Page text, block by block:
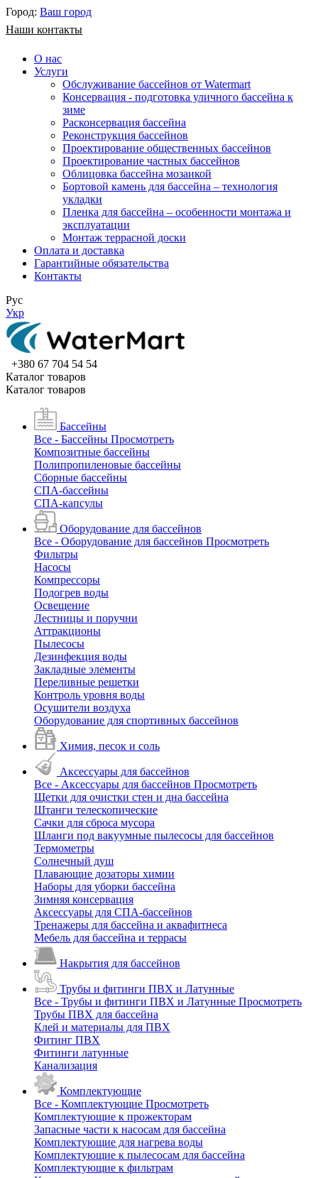
Город: Ваш город
Наши контакты
О нас
Услуги
Обслуживание бассейнов от Watermart
Консервация - подготовка уличного бассейна к
зиме
Расконсервация бассейна
Реконструкция бассейнов
Проектирование общественных бассейнов
Проектирование частных бассейнов
​Облицовка бассейна мозаикой
Бортовой камень для бассейна – технология
укладки
Пленка для бассейна – особенности монтажа и
эксплуатации
Монтаж террасной доски
Оплата и доставка
Гарантийные обязательства
Контакты
Рус
Укр
+380 67 704 54 54
Каталог товаров
Каталог товаров
Бассейны
Все - Бассейны Просмотреть
Композитные бассейны
Полипропиленовые бассейны
Сборные бассейны
СПА-бассейны
СПА-капсулы
Оборудование для бассейнов
Все - Оборудование для бассейнов Просмотреть
Фильтры
Насосы
Компрессоры
Подогрев воды
Освещение
Лестницы и поручни
Аттракционы
Пылесосы
Дезинфекция воды
Закладные элементы
Переливные решетки
Контроль уровня воды
Осушители воздуха
Оборудование для спортивных бассейнов
Химия, песок и соль
Аксессуары для бассейнов
Все - Аксессуары для бассейнов Просмотреть
Щетки для очистки стен и дна бассейна
Штанги телескопические
Сачки для сброса мусора
Шланги под вакуумные пылесосы для бассейнов
Термометры
Солнечный душ
Плавающие дозаторы химии
Наборы для уборки бассейна
Зимняя консервация
Аксессуары для СПА-бассейнов
Тренажеры для бассейна и аквафитнеса
Мебель для бассейна и террасы
Накрытия для бассейнов
Трубы и фитинги ПВХ и Латунные
Все - Трубы и фитинги ПВХ и Латунные Просмотреть
Трубы ПВХ для бассейна
Клей и материалы для ПВХ
Фитинг ПВХ
Фитинги латунные
Канализация
Комплектующие
Все - Комплектующие Просмотреть
Комплектующие к прожекторам
Запасные части к насосам для бассейна
Комплектующие для нагрева воды
Комплектующие к пылесосам для бассейна
Комплектующие к фильтрам